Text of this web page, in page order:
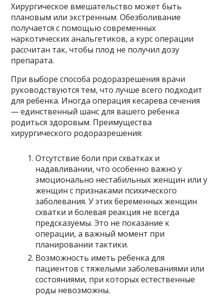
Хирургическое вмешательство может быть
плановым или экстренным. Обезболивание
получается с помощью современных
наркотических анальгетиков, а курс операции
рассчитан так, чтобы плод не получил дозу
препарата.
При выборе способа родоразрешения врачи
руководствуются тем, что лучше всего подходит
для ребенка. Иногда операция кесарева сечения
— единственный шанс для вашего ребенка
родиться здоровым. Преимущества
хирургического родоразрешения:
Отсутствие боли при схватках и
надавливании, что особенно важно у
эмоционально нестабильных женщин или у
женщин с признаками психического
заболевания. У этих беременных женщин
схватки и болевая реакция не всегда
предсказуемы. Это не показание к
операции, а важный момент при
планировании тактики.
Возможность иметь ребенка для
пациентов с тяжелыми заболеваниями или
состояниями, при которых естественные
роды невозможны.